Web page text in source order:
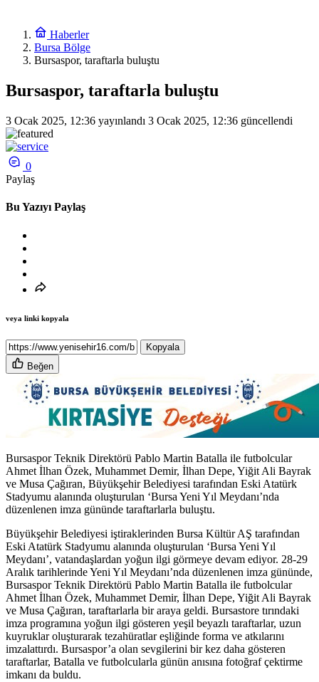
Haberler
Bursa Bölge
Bursaspor, taraftarla buluştu
Bursaspor, taraftarla buluştu
3 Ocak 2025, 12:36 yayınlandı 3 Ocak 2025, 12:36 güncellendi
0
Paylaş
Bu Yazıyı Paylaş
veya linki kopyala
Kopyala
Beğen
Bursaspor Teknik Direktörü Pablo Martin Batalla ile futbolcular
Ahmet İlhan Özek, Muhammet Demir, İlhan Depe, Yiğit Ali Bayrak
ve Musa Çağıran, Büyükşehir Belediyesi tarafından Eski Atatürk
Stadyumu alanında oluşturulan ‘Bursa Yeni Yıl Meydanı’nda
düzenlenen imza gününde taraftarlarla buluştu.
Büyükşehir Belediyesi iştiraklerinden Bursa Kültür AŞ tarafından
Eski Atatürk Stadyumu alanında oluşturulan ‘Bursa Yeni Yıl
Meydanı’, vatandaşlardan yoğun ilgi görmeye devam ediyor. 28-29
Aralık tarihlerinde Yeni Yıl Meydanı’nda düzenlenen imza gününde,
Bursaspor Teknik Direktörü Pablo Martin Batalla ile futbolcular
Ahmet İlhan Özek, Muhammet Demir, İlhan Depe, Yiğit Ali Bayrak
ve Musa Çağıran, taraftarlarla bir araya geldi. Bursastore tırındaki
imza programına yoğun ilgi gösteren yeşil beyazlı taraftarlar, uzun
kuyruklar oluşturarak tezahüratlar eşliğinde forma ve atkılarını
imzalattırdı. Bursaspor’a olan sevgilerini bir kez daha gösteren
taraftarlar, Batalla ve futbolcularla günün anısına fotoğraf çektirme
imkanı da buldu.